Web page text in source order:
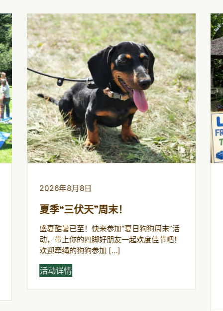
2026年8月8日
夏季“三伏天”周末！
盛夏酷暑已至！快来参加“夏日狗狗周末”活
动，带上你的四脚好朋友一起欢度佳节吧！
欢迎牵绳的狗狗参加 […]
活动详情